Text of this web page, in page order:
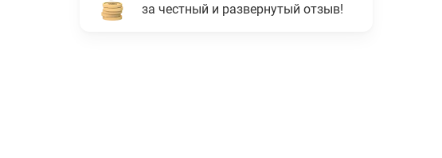
за честный и развернутый отзыв!